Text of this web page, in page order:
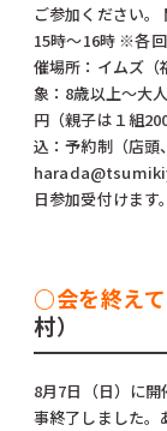
ご参加ください
15時～16時 ※各
催場所：イムズ
象：8歳以上～大
円（親子は１組
込：予約制（店頭
日参加受付けます
○会を終えて
村）
8月7日（日）に
事終了しました。